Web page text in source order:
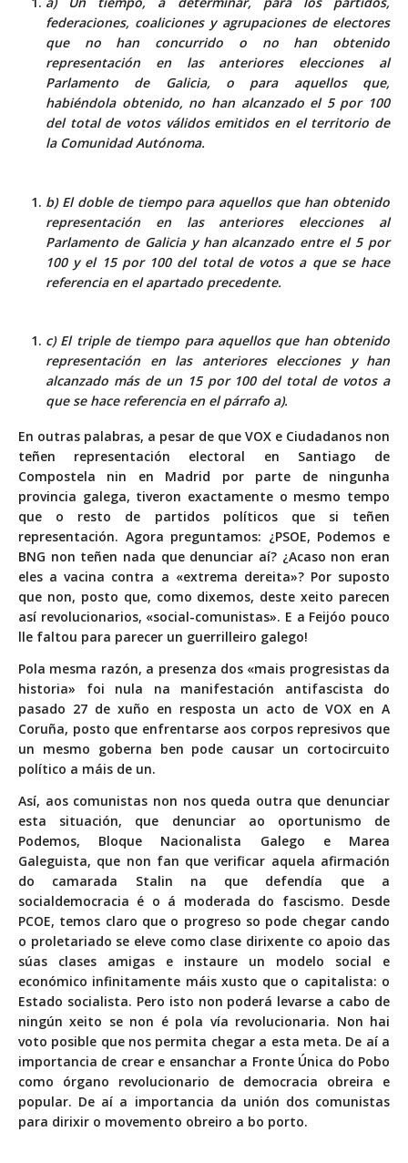
federaciones, coaliciones y agrupaciones de electores
que no han concurrido o no han obtenido
representación en las anteriores elecciones al
Parlamento de Galicia, o para aquellos que,
habiéndola obtenido, no han alcanzado el 5 por 100
del total de votos válidos emitidos en el territorio de
la Comunidad Autónoma.
b) El doble de tiempo para aquellos que han obtenido
representación en las anteriores elecciones al
Parlamento de Galicia y han alcanzado entre el 5 por
100 y el 15 por 100 del total de votos a que se hace
referencia en el apartado precedente.
c) El triple de tiempo para aquellos que han obtenido
representación en las anteriores elecciones y han
alcanzado más de un 15 por 100 del total de votos a
que se hace referencia en el párrafo a).
En outras palabras, a pesar de que VOX e Ciudadanos non
teñen representación electoral en Santiago de
Compostela nin en Madrid por parte de ningunha
provincia galega, tiveron exactamente o mesmo tempo
que o resto de partidos políticos que si teñen
representación. Agora preguntamos: ¿PSOE, Podemos e
BNG non teñen nada que denunciar aí? ¿Acaso non eran
eles a vacina contra a «extrema dereita»? Por suposto
que non, posto que, como dixemos, deste xeito parecen
así revolucionarios, «social-comunistas». E a Feijóo pouco
lle faltou para parecer un guerrilleiro galego!
Pola mesma razón, a presenza dos «mais progresistas da
historia» foi nula na manifestación antifascista do
pasado 27 de xuño en resposta un acto de VOX en A
Coruña, posto que enfrentarse aos corpos represivos que
un mesmo goberna ben pode causar un cortocircuito
político a máis de un.
Así, aos comunistas non nos queda outra que denunciar
esta situación, que denunciar ao oportunismo de
Podemos, Bloque Nacionalista Galego e Marea
Galeguista, que non fan que verificar aquela afirmación
do camarada Stalin na que defendía que a
socialdemocracia é o á moderada do fascismo. Desde
PCOE, temos claro que o progreso so pode chegar cando
o proletariado se eleve como clase dirixente co apoio das
súas clases amigas e instaure un modelo social e
económico infinitamente máis xusto que o capitalista: o
Estado socialista. Pero isto non poderá levarse a cabo de
ningún xeito se non é pola vía revolucionaria. Non hai
voto posible que nos permita chegar a esta meta. De aí a
importancia de crear e ensanchar a Fronte Única do Pobo
como órgano revolucionario de democracia obreira e
popular. De aí a importancia da unión dos comunistas
para dirixir o movemento obreiro a bo porto.